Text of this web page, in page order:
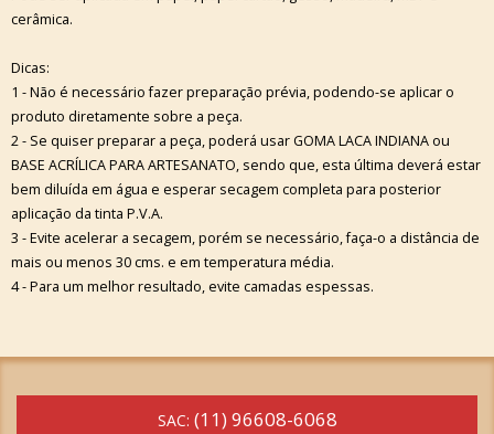
cerâmica.
Dicas:
1 - Não é necessário fazer preparação prévia, podendo-se aplicar o
produto diretamente sobre a peça.
2 - Se quiser preparar a peça, poderá usar GOMA LACA INDIANA ou
BASE ACRÍLICA PARA ARTESANATO, sendo que, esta última deverá estar
bem diluída em água e esperar secagem completa para posterior
aplicação da tinta P.V.A.
3 - Evite acelerar a secagem, porém se necessário, faça-o a distância de
mais ou menos 30 cms. e em temperatura média.
4 - Para um melhor resultado, evite camadas espessas.
SAC: (11) 96608-6068